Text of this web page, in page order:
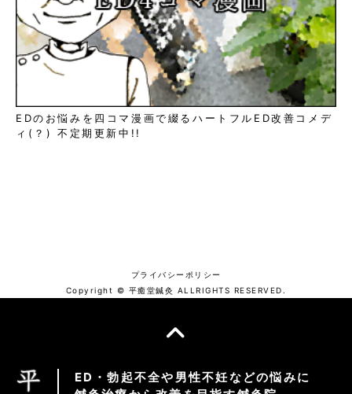
EDのお悩みを四コマ漫画で綴るハートフルED改善コメデ
ィ(？) 不定期更新中!!
プライバシーポリシー
Copyright © 平癒堂鍼灸 ALLRIGHTS RESERVED.
ED・勃起不全や男性不妊などの悩みに